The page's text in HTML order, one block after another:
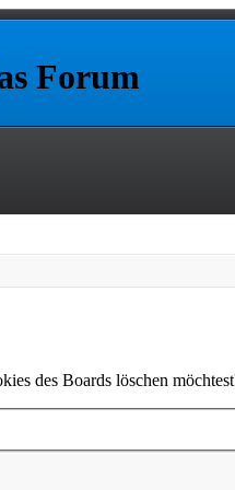
Forum
des Boards löschen